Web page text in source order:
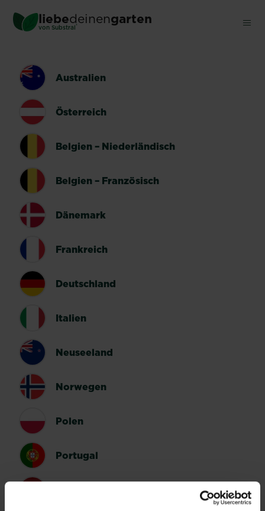
main
liebedeinengarten
von Substral ®
Australien
Österreich
Belgien – Niederländisch
Belgien – Französisch
Dänemark
Frankreich
Deutschland
Italien
Neuseeland
Norwegen
Polen
Portugal